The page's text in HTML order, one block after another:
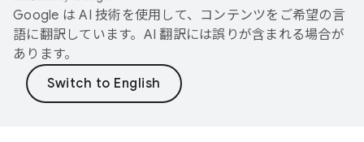
Google は AI 技術を使用して、コンテンツをご希望の言
語に翻訳しています。AI 翻訳には誤りが含まれる場合が
あります。